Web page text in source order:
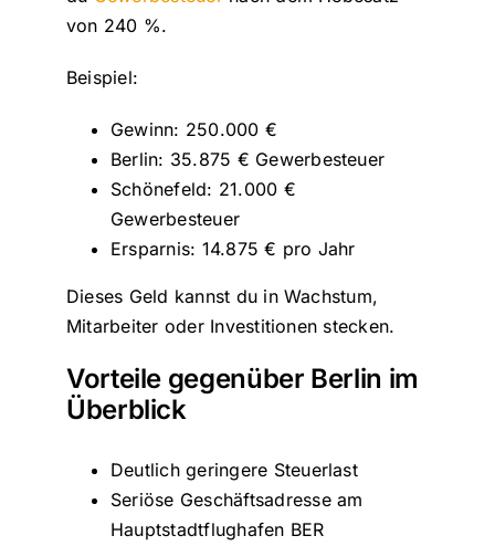
von 240 %.
Beispiel:
Gewinn: 250.000 €
Berlin: 35.875 € Gewerbesteuer
Schönefeld: 21.000 €
Gewerbesteuer
Ersparnis: 14.875 € pro Jahr
Dieses Geld kannst du in Wachstum,
Mitarbeiter oder Investitionen stecken.
Vorteile gegenüber Berlin im
Überblick
Deutlich geringere Steuerlast
Seriöse Geschäftsadresse am
Hauptstadtflughafen BER